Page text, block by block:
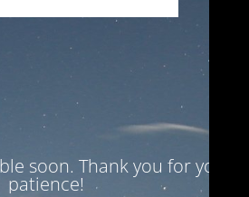
soon. Thank you for your
patience!